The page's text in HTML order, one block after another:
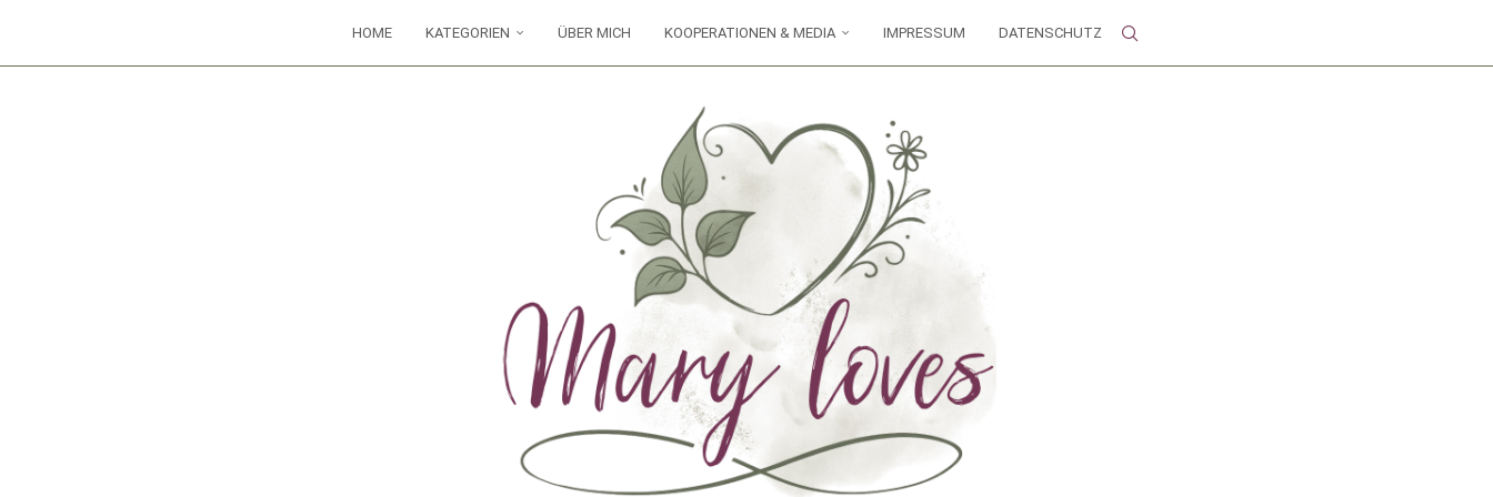
HOME KATEGORIEN ÜBER MICH KOOPERATIONEN & MEDIA IMPRESSUM DATENSCHUTZ